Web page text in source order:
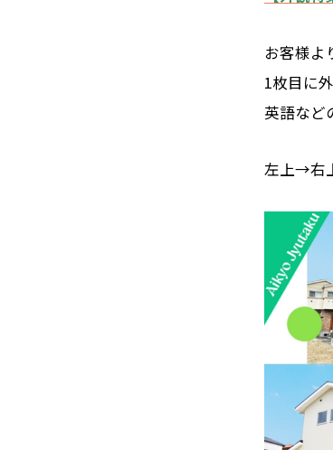
お客様よ
1枚目に
英語など
左上→右